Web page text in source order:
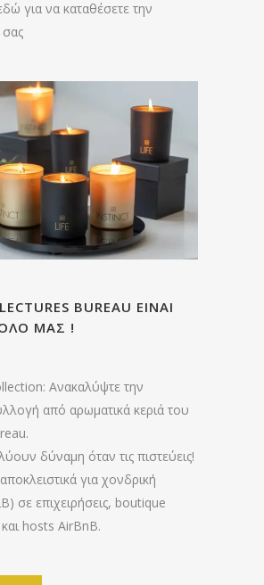
για να καταθέσετε την
BUREAU ΕΙΝΑΙ
ΜΑΣ !
Ανακαλύψτε την
από αρωματικά κεριά του
δύναμη όταν τις πιστεύεις!
για χονδρική
σε επιχειρήσεις, boutique
hosts AirBnB.